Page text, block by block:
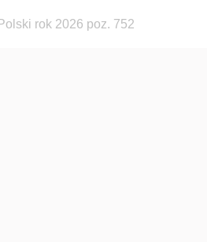
rok 2026 poz. 752